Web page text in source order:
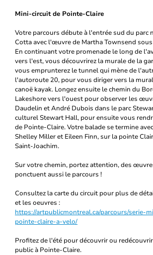
Mini-circuit de Pointe-Claire
Votre parcours débute à l'entrée sud du parc
Cotta avec l'œuvre de Martha Townsend
En continuant votre promenade le long de
vers l'est, vous découvrirez la murale de la
vous emprunterez le tunnel qui mène de
l'autoroute 20, pour vous diriger vers la
canoë kayak. Longez ensuite le chemin du
Lakeshore vers l'ouest pour observer les
Daudelin et André Dubois dans le parc
culturel Stewart Hall, pour ensuite vous
de Pointe-Claire. Votre balade se termine
Shelley Miller et Eileen Finn, sur la pointe
Saint-Joachim.
Sur votre chemin, portez attention, des
ponctuent aussi le parcours !
Consultez la carte du circuit pour plus de
et les oeuvres :
https://artpublicmontreal.ca/parcours/serie-
pointe-claire-a-velo/
Profitez de l'été pour découvrir ou
public à Pointe-Claire.